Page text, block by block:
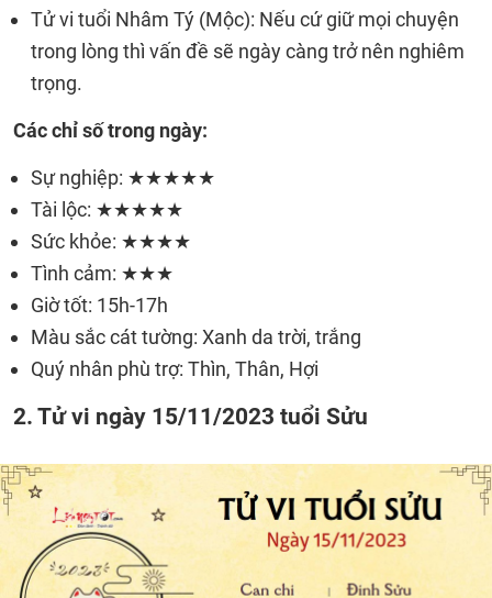
Tử vi tuổi Nhâm Tý (Mộc): Nếu cứ giữ mọi chuyện
trong lòng thì vấn đề sẽ ngày càng trở nên nghiêm
trọng.
Các chỉ số trong ngày:
Sự nghiệp: ★★★★★
Tài lộc: ★★★★★
Sức khỏe: ★★★★
Tình cảm: ★★★
Giờ tốt: 15h-17h
Màu sắc cát tường: Xanh da trời, trắng
Quý nhân phù trợ: Thìn, Thân, Hợi
2. Tử vi ngày 15/11/2023 tuổi Sửu